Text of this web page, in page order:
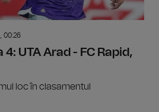
00:26
UTA Arad - FC Rapid,
loc în clasamentul